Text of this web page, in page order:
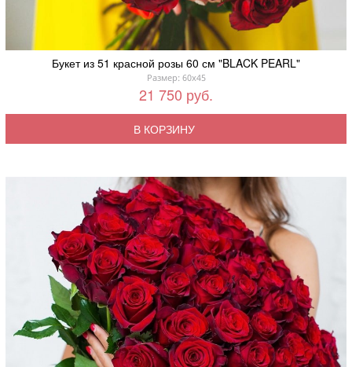
Букет из 51 красной розы 60 см "BLACK PEARL"
Размер: 60x45
21 750 руб.
В КОРЗИНУ